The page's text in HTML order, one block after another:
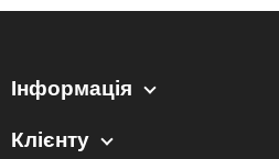
Інформація
Клієнту